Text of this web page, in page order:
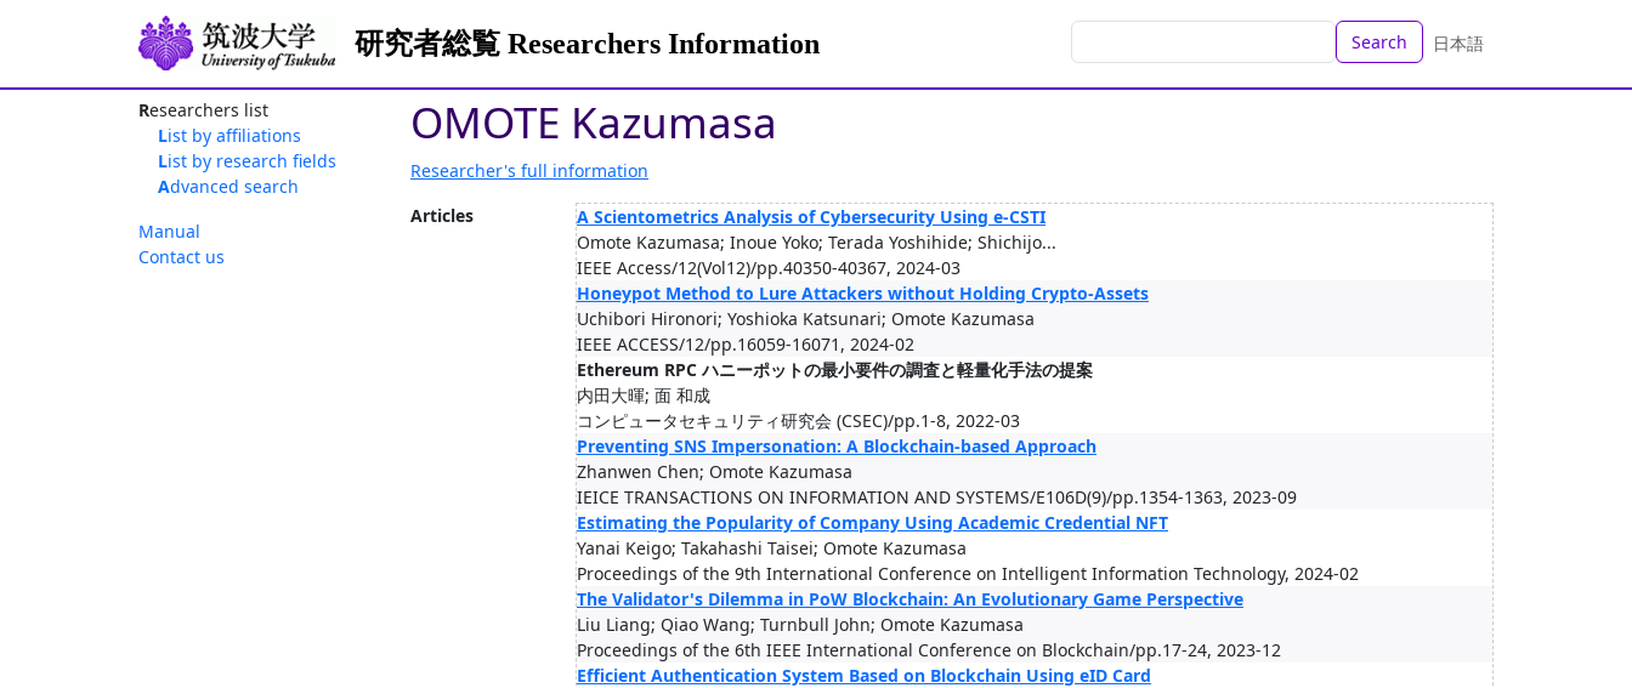
研究者総覧 Researchers Information Search 日本語
Researchers list
List by affiliations
List by research fields
Advanced search
Manual
Contact us
OMOTE Kazumasa
Researcher's full information
Articles
A Scientometrics Analysis of Cybersecurity Using e-CSTI
Omote Kazumasa; Inoue Yoko; Terada Yoshihide; Shichijo...
IEEE Access/12(Vol12)/pp.40350-40367, 2024-03
Honeypot Method to Lure Attackers without Holding Crypto-Assets
Uchibori Hironori; Yoshioka Katsunari; Omote Kazumasa
IEEE ACCESS/12/pp.16059-16071, 2024-02
Ethereum RPC ハニーポットの最小要件の調査と軽量化手法の提案
内田大暉; 面 和成
コンピュータセキュリティ研究会 (CSEC)/pp.1-8, 2022-03
Preventing SNS Impersonation: A Blockchain-based Approach
Zhanwen Chen; Omote Kazumasa
IEICE TRANSACTIONS ON INFORMATION AND SYSTEMS/E106D(9)/pp.1354-1363, 2023-09
Estimating the Popularity of Company Using Academic Credential NFT
Yanai Keigo; Takahashi Taisei; Omote Kazumasa
Proceedings of the 9th International Conference on Intelligent Information Technology, 2024-02
The Validator's Dilemma in PoW Blockchain: An Evolutionary Game Perspective
Liu Liang; Qiao Wang; Turnbull John; Omote Kazumasa
Proceedings of the 6th IEEE International Conference on Blockchain/pp.17-24, 2023-12
Efficient Authentication System Based on Blockchain Using eID Card